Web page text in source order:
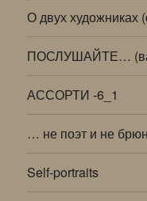
О двух художниках
ПОСЛУШАЙТЕ…
АССОРТИ -6_1
… не поэт и не
Self-portraits